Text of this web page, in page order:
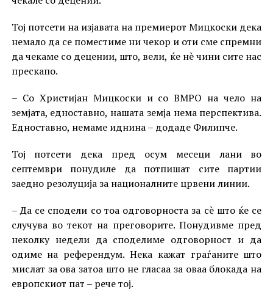
Тој потсети на изјавата на премиерот Мицкоски дека
немало да се поместиме ни чекор и оти сме спремни
да чекаме со децении, што, вели, ќе нè чини сите нас
прескапо.
– Со Христијан Мицкоски и со ВМРО на чело на
земјата, едноставно, нашата земја нема перспектива.
Едноставно, немаме иднина – додаде Филипче.
Тој потсети дека пред осум месеци лани во
септември понудиле да потпишат сите партии
заедно резолуција за националните црвени линии.
– Да се сподели со тоа одговорноста за сè што ќе се
случува во текот на преговорите. Понудивме пред
неколку недели да споделиме одговорност и да
одиме на референдум. Нека кажат граѓаните што
мислат за ова затоа што не гласаа за оваа блокада на
европскиот пат – рече тој.